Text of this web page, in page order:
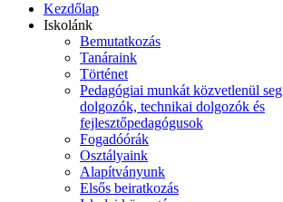
Kezdőlap
Iskolánk
Bemutatkozás
Tanáraink
Történet
Pedagógiai munkát közvetlenül
dolgozók, technikai dolgozók és
fejlesztőpedagógusok
Fogadóórák
Osztályaink
Alapítványunk
Elsős beiratkozás